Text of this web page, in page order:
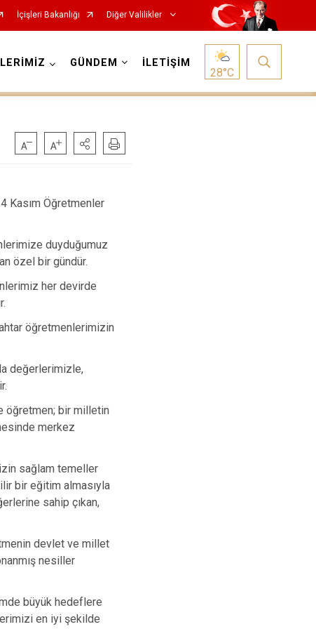
İçişleri Bakanlığı Diğer Valilikler
GÜNDEM İLETİŞİM
28°C
Kasım Öğretmenler
duyduğumuz
özel bir gündür.
her devirde
öğretmenlerimizin
değerlerimizle,
öğretmen; bir milletin
merkez
sağlam temeller
bir eğitim almasıyla
sahip çıkan,
devlet ve millet
nesiller
büyük hedeflere
en iyi şekilde